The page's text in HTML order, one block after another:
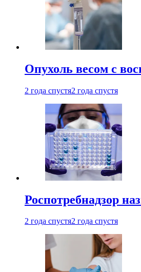
Опухоль весом с
2 года спустя2 года спустя
Роспотребнадзор
2 года спустя2 года спустя